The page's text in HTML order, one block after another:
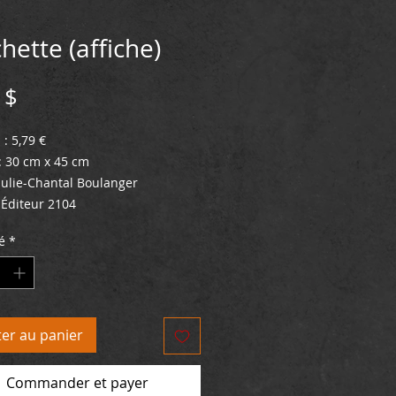
(affiche)
: 5,79 €
30 cm x 45 cm
Chantal Boulanger
2104
*
au panier
Commander et payer